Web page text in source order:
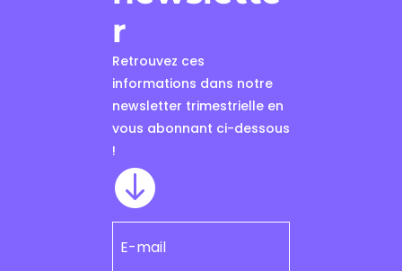
r
Retrouvez ces
informations dans notre
newsletter trimestrielle en
vous abonnant ci-dessous
!
